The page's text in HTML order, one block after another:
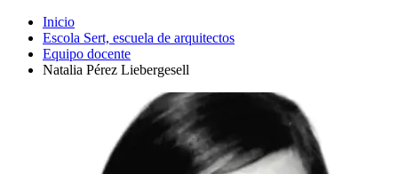
Inicio
Escola Sert, escuela de arquitectos
Equipo docente
Natalia Pérez Liebergesell